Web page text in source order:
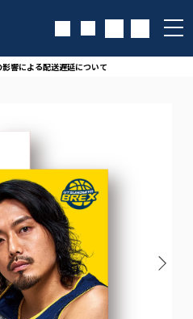
影響による配送遅延について